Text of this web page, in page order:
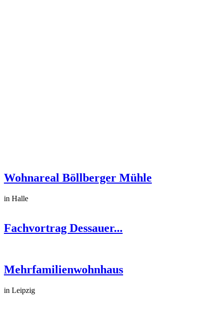
Wohnareal Böllberger Mühle
in Halle
Fachvortrag Dessauer...
Mehrfamilienwohnhaus
in Leipzig